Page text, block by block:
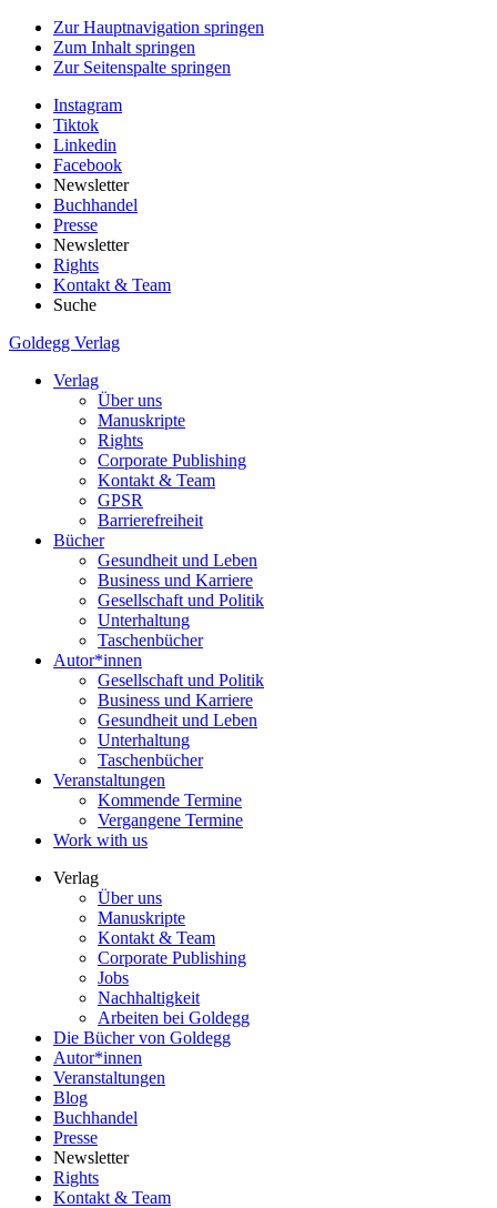
Zur Hauptnavigation springen
Zum Inhalt springen
Zur Seitenspalte springen
Instagram
Tiktok
Linkedin
Facebook
Newsletter
Buchhandel
Presse
Newsletter
Rights
Kontakt & Team
Suche
Goldegg Verlag
Verlag
Über uns
Manuskripte
Rights
Corporate Publishing
Kontakt & Team
GPSR
Barrierefreiheit
Bücher
Gesundheit und Leben
Business und Karriere
Gesellschaft und Politik
Unterhaltung
Taschenbücher
Autor*innen
Gesellschaft und Politik
Business und Karriere
Gesundheit und Leben
Unterhaltung
Taschenbücher
Veranstaltungen
Kommende Termine
Vergangene Termine
Work with us
Verlag
Über uns
Manuskripte
Kontakt & Team
Corporate Publishing
Jobs
Nachhaltigkeit
Arbeiten bei Goldegg
Die Bücher von Goldegg
Autor*innen
Veranstaltungen
Blog
Buchhandel
Presse
Newsletter
Rights
Kontakt & Team